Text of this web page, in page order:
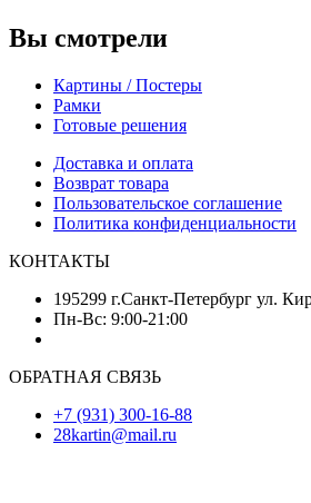
Вы смотрели
Картины / Постеры
Рамки
Готовые решения
Доставка и оплата
Возврат товара
Пользовательское соглашение
Политика конфиденциальности
КОНТАКТЫ
195299
Пн-Вс: 9:00-21:00
ОБРАТНАЯ СВЯЗЬ
+7 (931) 300-16-88
28kartin@mail.ru